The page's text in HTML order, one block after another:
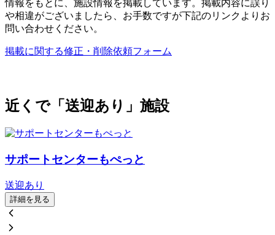
情報をもとに、施設情報を掲載しています。掲載内容に誤り
や相違がございましたら、お手数ですが下記のリンクよりお
問い合わせください。
掲載に関する修正・削除依頼フォーム
近くで「送迎あり」施設
サポートセンターもぺっと
送迎あり
詳細を見る